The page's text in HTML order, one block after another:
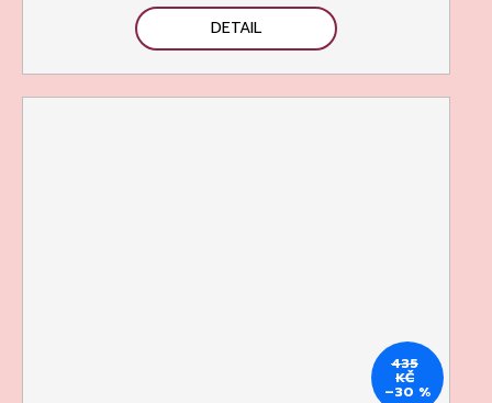
DETAIL
435
KČ
–30 %